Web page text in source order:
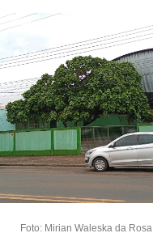
Foto: Mirian Waleska da Rosa